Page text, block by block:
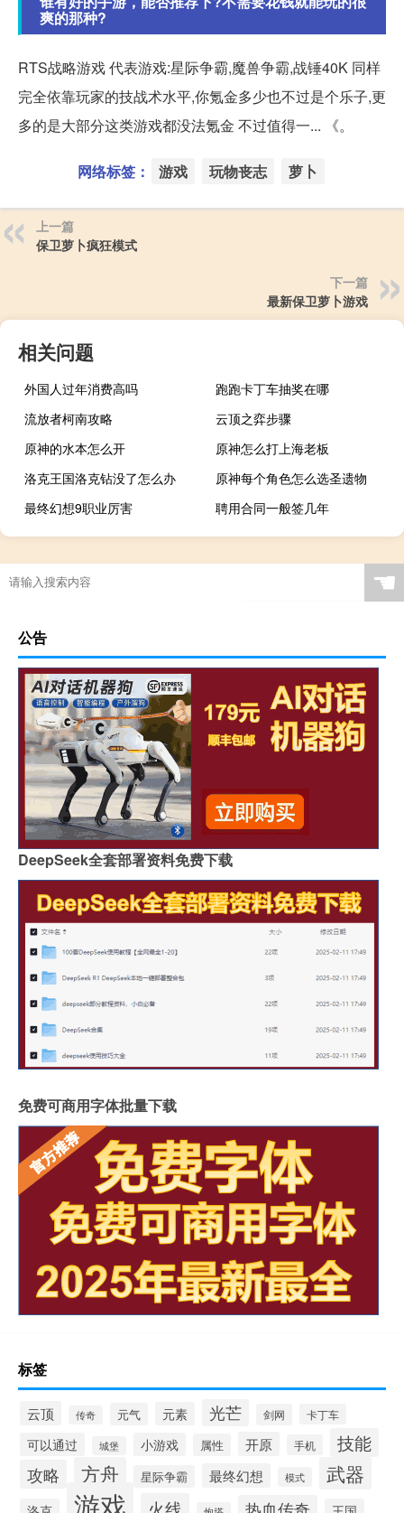
爽的那种?
RTS战略游戏 代表游戏:星际争霸,魔兽争霸,战锤40K 同样
完全依靠玩家的技战术水平,你氪金多少也不过是个乐子,更
多的是大部分这类游戏都没法氪金 不过值得一... 《。
网络标签： 游戏 玩物丧志 萝卜
上一篇
保卫萝卜疯狂模式
下一篇
最新保卫萝卜游戏
相关问题
外国人过年消费高吗
跑跑卡丁车抽奖在哪
流放者柯南攻略
云顶之弈步骤
原神的水本怎么开
原神怎么打上海老板
洛克王国洛克钻没了怎么办
原神每个角色怎么选圣遗物
最终幻想9职业厉害
聘用合同一般签几年
☚
公告
DeepSeek全套部署资料免费下载
免费可商用字体批量下载
标签
云顶 传奇 元气 元素 光芒 剑网 卡丁车
可以通过 城堡 小游戏 属性 开原 手机
技能
攻略
方舟 星际争霸 最终幻想 模式 武器
游戏 火线